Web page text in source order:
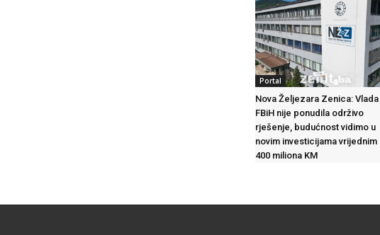
Portal
Nova Željezara Zenica: Vlada
FBiH nije ponudila održivo
rješenje, budućnost vidimo u
novim investicijama vrijednim
400 miliona KM